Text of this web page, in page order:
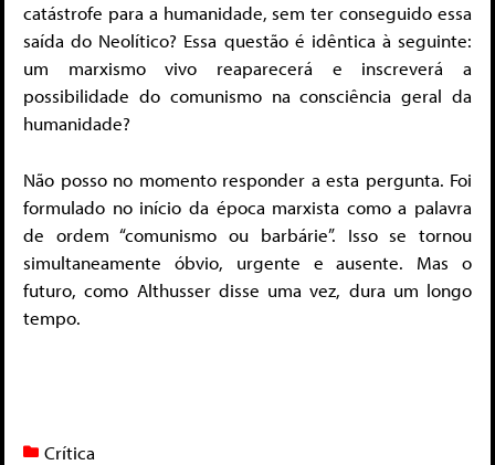
catástrofe para a humanidade, sem ter conseguido essa
saída do Neolítico? Essa questão é idêntica à seguinte:
um marxismo vivo reaparecerá e inscreverá a
possibilidade do comunismo na consciência geral da
humanidade?
Não posso no momento responder a esta pergunta. Foi
formulado no início da época marxista como a palavra
de ordem “comunismo ou barbárie”. Isso se tornou
simultaneamente óbvio, urgente e ausente. Mas o
futuro, como Althusser disse uma vez, dura um longo
tempo.
Crítica